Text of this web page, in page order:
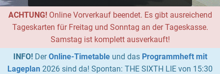
ACHTUNG!Online Vorverkauf beendet. Es gibt ausreichend
Tageskarten für Freitag und Sonntag an der Tageskasse.
Samstag ist komplett ausverkauft!
INFO!DerOnline-Timetableund das Programmheft mit
Lageplan 2026 sind da! Spontan: THE SIXTH LIE von 15:30